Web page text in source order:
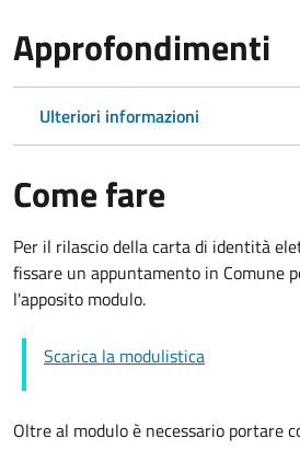
Approfondimenti
Ulteriori informazioni
Come fare
Per il rilascio della carta di identità
fissare un appuntamento in Comune
l'apposito modulo.
Scarica la modulistica
Oltre al modulo è necessario portare